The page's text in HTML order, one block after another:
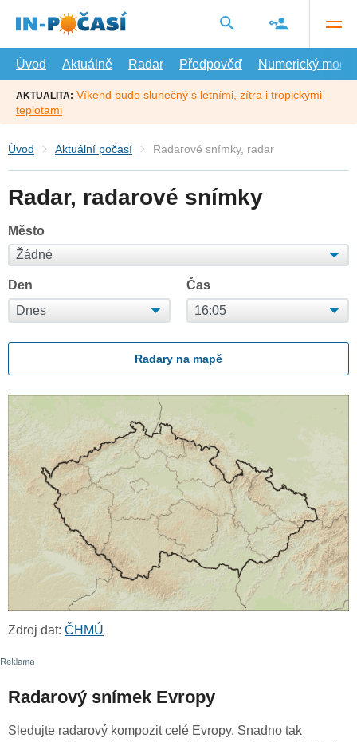
hlavní
Úvod
Aktuálně Radar Předpověď Numerický model
AKTUALITA: Víkend bude slunečný s letními, zítra i tropickými
teplotami
Úvod Aktuální počasí Radarové snímky, radar
Radar, radarové snímky
Město
Den Čas
Radary na mapě
Zdroj dat: ČHMÚ
Radarový snímek Evropy
Sledujte radarový kompozit celé Evropy. Snadno tak